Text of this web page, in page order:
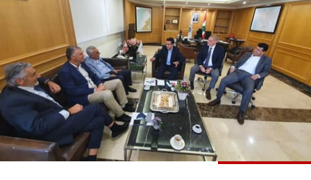
إقتصاد فن
منوعات رياضة
كأس العالم
البرامج